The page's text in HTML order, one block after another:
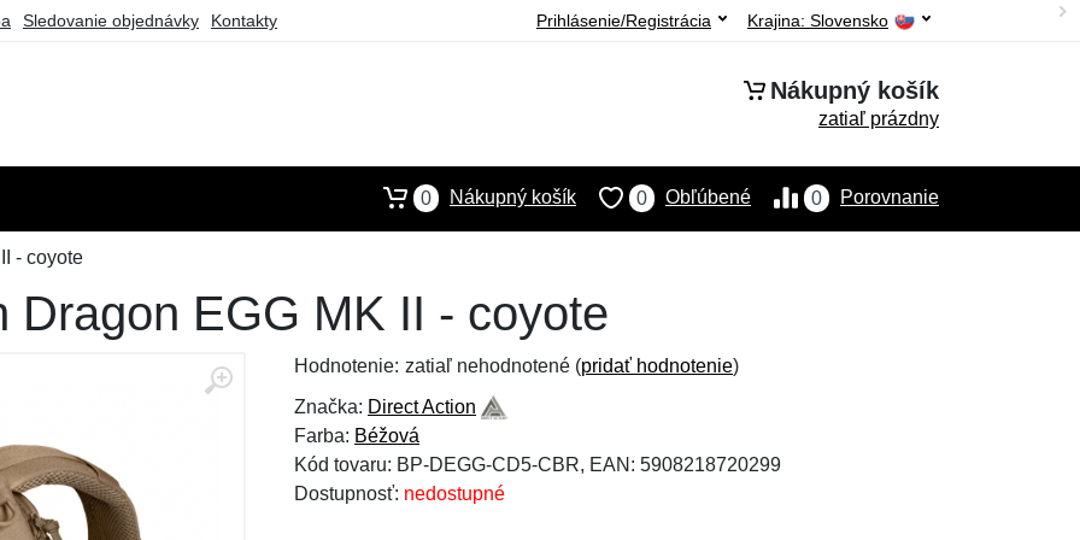
Sledovanie objednávky Kontakty Krajina: Slovensko
Prihlásenie/Registrácia
Nákupný košík
zatiaľ prázdny
0 Porovnanie
0 Obľúbené
0 Nákupný košík
- coyote
Dragon EGG MK II - coyote
Hodnotenie: zatiaľ nehodnotené (pridať hodnotenie)
Značka: Direct Action
Farba: Béžová
Kód tovaru: BP-DEGG-CD5-CBR, EAN: 5908218720299
Dostupnosť: nedostupné